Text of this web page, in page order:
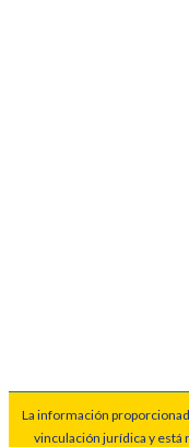
La información
vinculación jurídica y está